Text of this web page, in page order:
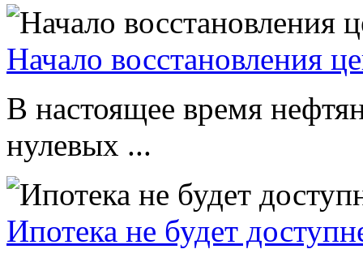
Начало восстановления
В настоящее время
нулевых ...
Ипотека не будет